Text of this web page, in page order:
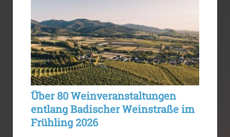
Über 80 Weinveranstaltungen
entlang Badischer Weinstraße im
Frühling 2026